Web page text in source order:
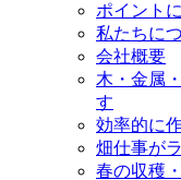
ポイント
私たちに
会社概要
木・金属
す
効率的に
畑仕事が
春の収穫